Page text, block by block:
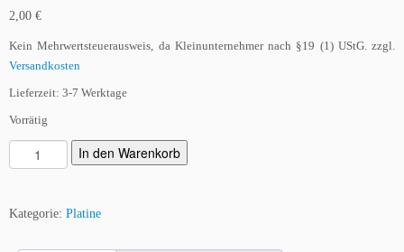
2,00 €
Kein Mehrwertsteuerausweis, da Kleinunternehmer nach §19 (1) UStG. zzgl.
Versandkosten
Lieferzeit: 3-7 Werktage
Vorrätig
S
3
In den Warenkorb
Kategorie: Platine